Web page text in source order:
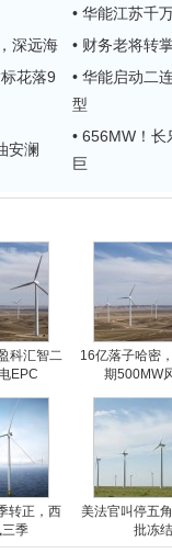
• 华能江苏千
深远海
• 财务老将转
花落9
• 华能启动二
型
安澜
• 656MW！
巨
科汇智二
EPC
16亿落子哈密
期500MW
转正，西
季
美法官叫停五
批冻